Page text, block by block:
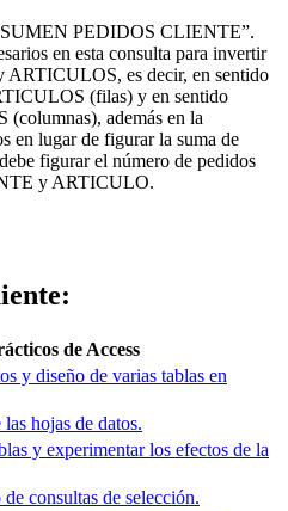
PEDIDOS CLIENTE”.
en esta consulta para invertir
es decir, en sentido
(filas) y en sentido
además en la
en lugar de figurar la suma de
figurar el número de pedidos
y ARTICULO.
de Access
y diseño de varias tablas en
hojas de datos.
y experimentar los efectos de la
consultas de selección.